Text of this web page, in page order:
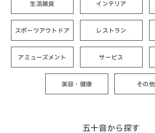
生活雑貨 インテリア
スポーツアウトドア レストラン
アミューズメント サービス
美容・健康 その他
五十音から探す